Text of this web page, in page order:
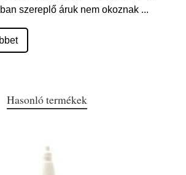
szereplő áruk nem okoznak ...
Hasonló termékek